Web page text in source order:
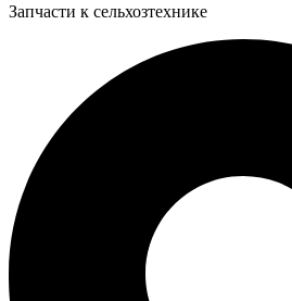
Запчасти к сельхозтехнике